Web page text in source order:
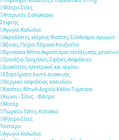
Φίλτρα-Σίτες
Φτερωτές-Σαλίγκαροι
Στίφτης
Αγωγοί-Καλώδια
Ακροδέκτες κλέμενς-Φισέτες-Σύνδεσμοι αγωγών
Άξονες-Πείροι-Έδρανα-Κουζινέτα
Βρυσάκια-Μπεκ-Ακροστόμια εκτόξευσης ρευστών
Γρανάζια-Τροχαλίες-Σφήνες-Ασφάλειες
Διακόπτες ηλεκτρικοί και αερίου
Εξαρτήματα λοιπά συσκευής
Θερμικά ασφαλείας καλωδίου
Κανάτες-Μπωλ-Δοχεία-Κάδοι-Τύμπανα
Κώνοι - Σίτες - Φίλτρα
Μοτέρ
Πώματα-Τάπες-Καπάκια
Φίλτρα-Σίτες
Τοστιέρα
Αγωγοί-Καλώδια